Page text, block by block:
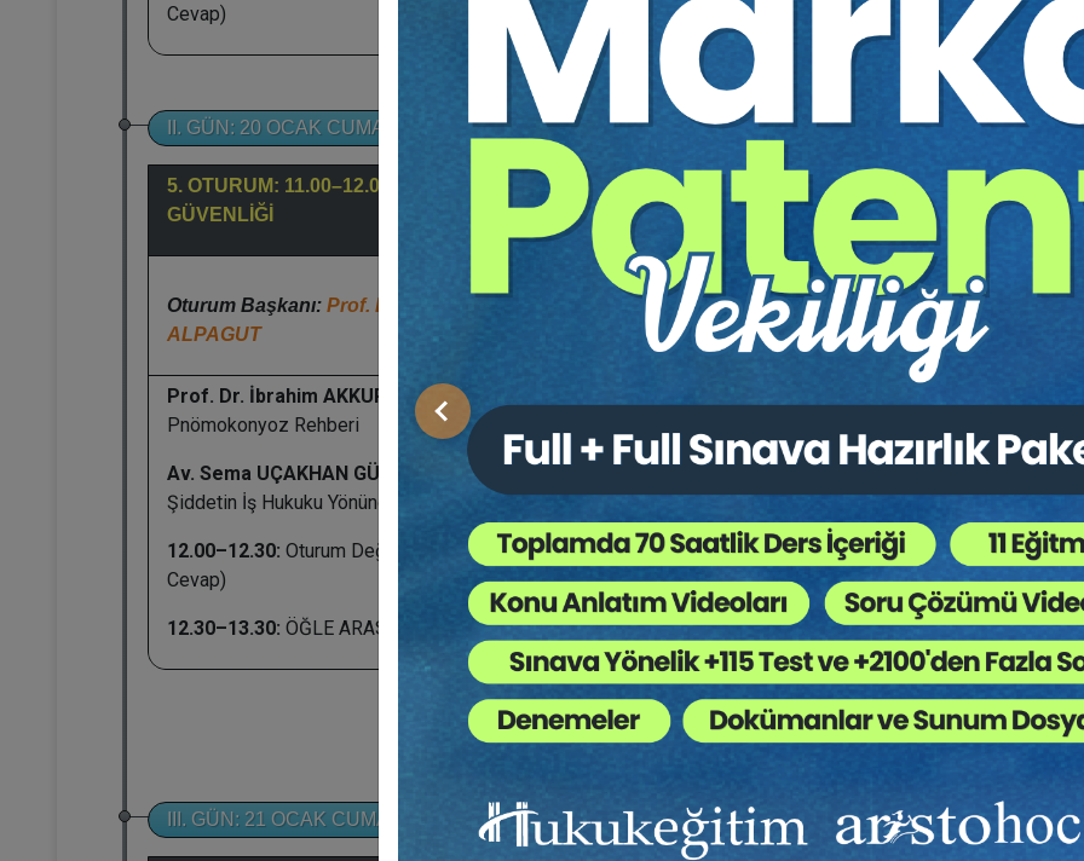
Önceki
Cevap)
II. GÜN: 20 OCAK CUMA
5. OTURUM: 11.00–12.00: İŞ SAĞLIĞI VE
GÜVENLİĞİ
Oturum Başkanı: Prof. Dr. Gülsevil
ALPAGUT
Prof. Dr. İbrahim AKKURT:
Hukukçular İçin
Pnömokonyoz Rehberi
Av. Sema UÇAKHAN GÜLEÇ:
Sağlıkta
Şiddetin İş Hukuku Yönünden Değerlendirmesi
12.00–12.30: Oturum Değerlendirme (Soru -
Cevap)
12.30–13.30: ÖĞLE ARASI
6. OTURUM: 13.30–15.00: SOSYAL
GÜVENLİK HUKUKU
Oturum Başkanı:
Prof. Dr. Ali Nazım
SÖZER
Doç. Dr. Arzu Arslan ERTÜRK:
Güvenlik Kurumunun Üçüncü Kişilere Rücuu
Doç. Dr. Orhan Ersun CİVAN:Hizmet Tespiti
Davasına İlişkin Güncel Kararlar
15.00–15.45:Oturum Değerlendirme (Soru -
Cevap)
15.45–16.00:Mola
III. GÜN: 21 OCAK CUMARTESİ